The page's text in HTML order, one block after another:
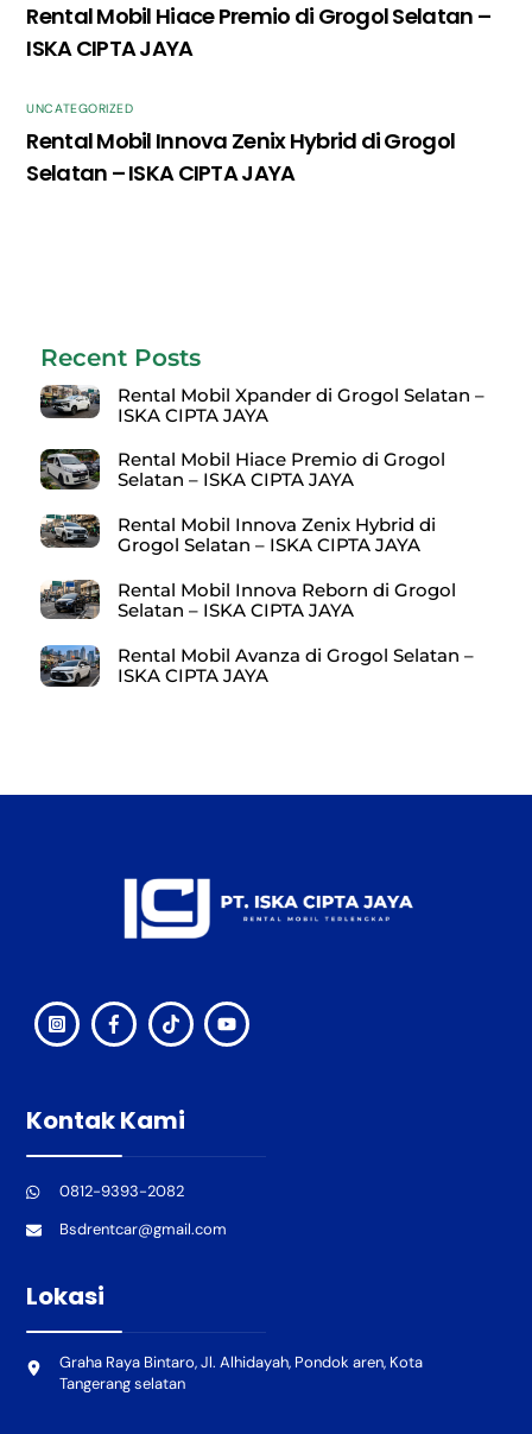
Rental Mobil Hiace Premio di Grogol Selatan –
ISKA CIPTA JAYA
UNCATEGORIZED
Rental Mobil Innova Zenix Hybrid di Grogol
Selatan – ISKA CIPTA JAYA
Recent Posts
Rental Mobil Xpander di Grogol Selatan –
ISKA CIPTA JAYA
Rental Mobil Hiace Premio di Grogol
Selatan – ISKA CIPTA JAYA
Rental Mobil Innova Zenix Hybrid di
Grogol Selatan – ISKA CIPTA JAYA
Rental Mobil Innova Reborn di Grogol
Selatan – ISKA CIPTA JAYA
Rental Mobil Avanza di Grogol Selatan –
ISKA CIPTA JAYA
Kontak Kami
0812-9393-2082
Bsdrentcar@gmail.com
Lokasi
Graha Raya Bintaro, Jl. Alhidayah, Pondok aren, Kota
Tangerang selatan